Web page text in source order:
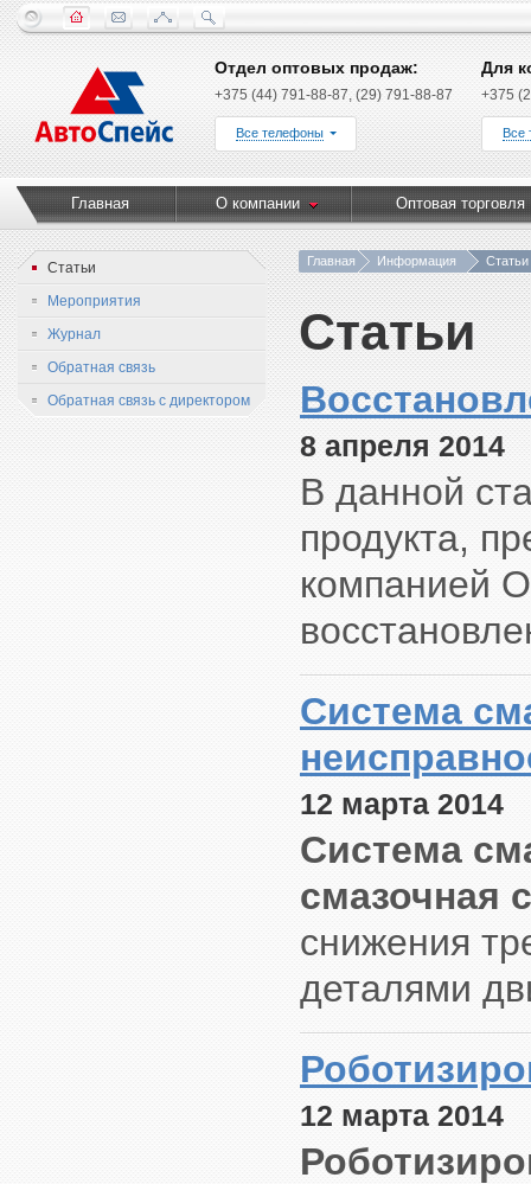
Отдел оптовых продаж:
+375 (44) 791-88-87, (29) 791-88-87
Все телефоны
Для
+375
Все
Главная О компании Оптовая торговля
Статьи
Мероприятия
Журнал
Обратная связь
Обратная связь с директором
Главная Информация Статьи
Статьи
8 апреля 2014
В данной
продукта,
компанией
Система
12 марта 2014
Система
смазочная
снижения
деталями
12 марта 2014